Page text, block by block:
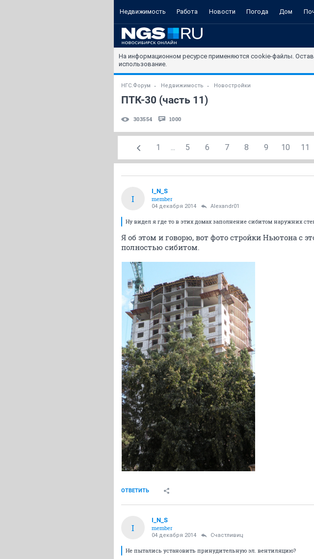
Недвижимость Работа Новости Погода Дом
На информационном ресурсе применяются cookie-файлы.
использование.
НГС.Форум Недвижимость Новостройки
ПТК-30 (часть 11)
303554 1000
1 ... 5 6 7 8 9 10 11
I
I_N_S
member
04 декабря 2014 Alexandr01
Ну видел я где то в этих домах заполнение сибитом наружних
Я об этом и говорю, вот фото стройки Ньютона с
полностью сибитом.
ОТВЕТИТЬ
I
I_N_S
member
04 декабря 2014 Счастливиц
Не пытались установить принудительную эл. вентиляцию?